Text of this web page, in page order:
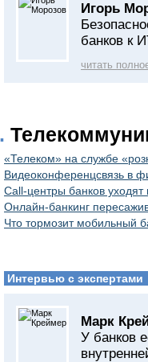
Игорь
банков к
читать
«Телеком» на службе
Видеоконференцсвязь в
Call-центры банков уходят
Онлайн-банкинг
Что тормозит мобильный
Интервью с экспертами
Марк
У банков